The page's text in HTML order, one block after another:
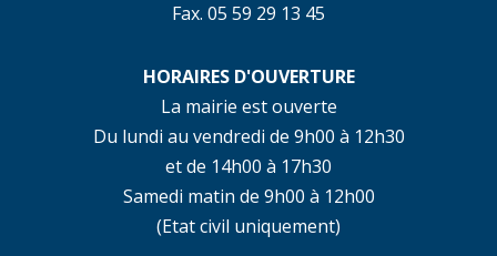
Fax. 05 59 29 13 45
HORAIRES D'OUVERTURE
La mairie est ouverte
Du lundi au vendredi de 9h00 à 12h30
et de 14h00 à 17h30
Samedi matin de 9h00 à 12h00
(Etat civil uniquement)